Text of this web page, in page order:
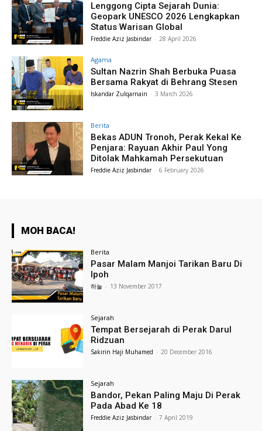
Lenggong Cipta Sejarah Dunia:
Geopark UNESCO 2026 Lengkapkan
Status Warisan Global
Freddie Aziz Jasbindar - 28 April 2026
Agama
Sultan Nazrin Shah Berbuka Puasa
Bersama Rakyat di Behrang Stesen
Iskandar Zulqarnain - 3 March 2026
Berita
Bekas ADUN Tronoh, Perak Kekal Ke
Penjara: Rayuan Akhir Paul Yong
Ditolak Mahkamah Persekutuan
Freddie Aziz Jasbindar - 6 February 2026
MOH BACA!
Berita
Pasar Malam Manjoi Tarikan Baru Di
Ipoh
하늘 - 13 November 2017
Sejarah
Tempat Bersejarah di Perak Darul
Ridzuan
Sakirin Haji Muhamed - 20 December 2016
Sejarah
Bandor, Pekan Paling Maju Di Perak
Pada Abad Ke 18
Freddie Aziz Jasbindar - 7 April 2019